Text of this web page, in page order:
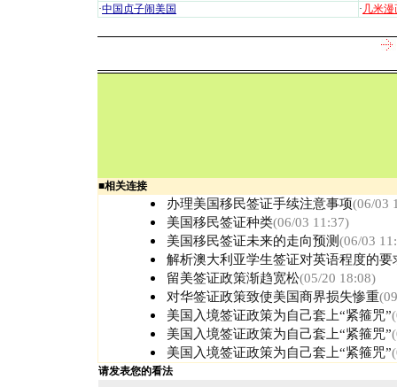
·中国贞子闹美国 · 几米
■相关连接
办理美国移民签证手续注意事项(06/03
美国移民签证种类(06/03 11:37)
美国移民签证未来的走向预测(06/03
解析澳大利亚学生签证对英语程度的要
留美签证政策渐趋宽松(05/20 18:08)
对华签证政策致使美国商界损失惨重
美国入境签证政策为自己套上“紧箍咒”
美国入境签证政策为自己套上“紧箍咒”
美国入境签证政策为自己套上“紧箍咒”
请发表您的看法